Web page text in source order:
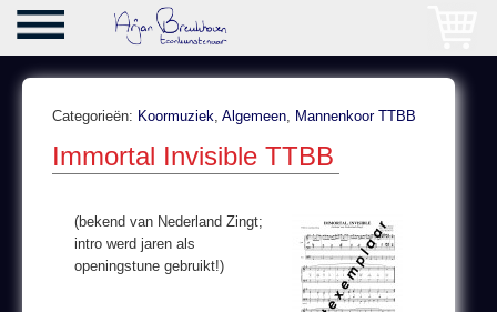
Categorieën: Koormuziek, Algemeen, Mannenkoor TTBB
Immortal Invisible TTBB
(bekend van Nederland Zingt;
intro werd jaren als
openingstune gebruikt!)